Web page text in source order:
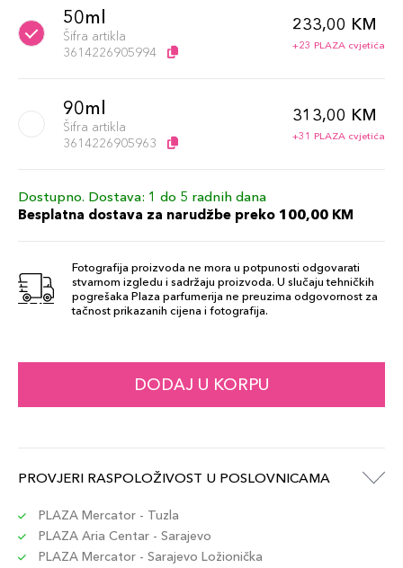
50ml
Šifra artikla
3614226905994
233,00 KM
+23 PLAZA cvjetića
90ml
Šifra artikla
3614226905963
313,00 KM
+31 PLAZA cvjetića
Dostupno. Dostava: 1 do 5 radnih dana
Besplatna dostava za narudžbe preko 100,00 KM
Fotografija proizvoda ne mora u potpunosti odgovarati
stvarnom izgledu i sadržaju proizvoda. U slučaju tehničkih
pogrešaka Plaza parfumerija ne preuzima odgovornost za
tačnost prikazanih cijena i fotografija.
DODAJ U KORPU
PROVJERI RASPOLOŽIVOST U POSLOVNICAMA
PLAZA Mercator - Tuzla
PLAZA Aria Centar - Sarajevo
PLAZA Mercator - Sarajevo Ložionička